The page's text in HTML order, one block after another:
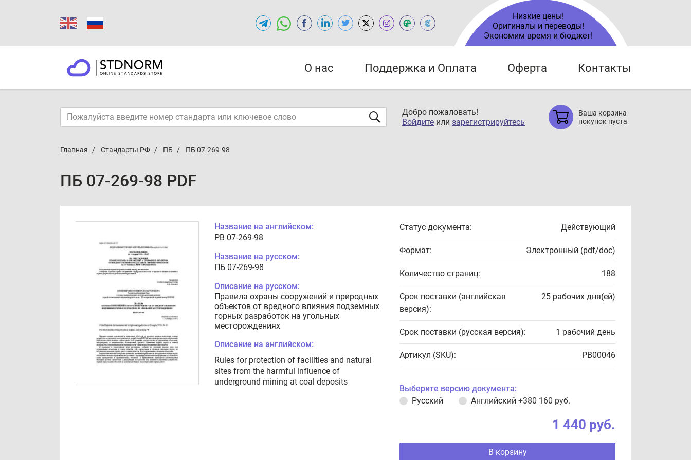
Низкие цены!
Оригиналы и переводы!
Экономим время и бюджет!
О нас Поддержка и Оплата Оферта Контакты
Добро пожаловать!
Войдите или зарегистрируйтесь
Ваша корзина
покупок пуста
Главная Стандарты РФ ПБ ПБ 07-269-98
ПБ 07-269-98 PDF
Название на английском:
PB 07-269-98
Название на русском:
ПБ 07-269-98
Описание на русском:
Правила охраны сооружений и природных
объектов от вредного влияния подземных
горных разработок на угольных
месторождениях
Описание на английском:
Rules for protection of facilities and natural
sites from the harmful influence of
underground mining at coal deposits
Статус документа: Действующий
Формат: Электронный (pdf/doc)
Количество страниц: 188
Срок поставки (английская
версия):
25 рабочих дня(ей)
Срок поставки (русская версия): 1 рабочий день
Артикул (SKU): PB00046
Выберите версию документа:
Русский
Английский +380 160 руб.
1 440 руб.
В корзину